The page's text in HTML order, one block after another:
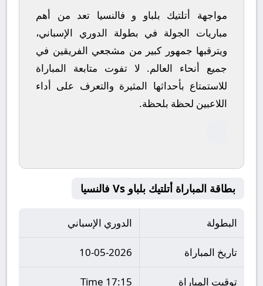
مواجهة أتلتيك بلباو و فالنسيا تعد من أهم
مباريات الجولة في بطولة الدوري الإسباني،
ويترقبها جمهور كبير من مشجعي الفريقين في
جميع أنحاء العالم.
لا تفوت متابعة المباراة
للاستمتاع بأحداثها المثيرة والتعرف على أداء
اللاعبين لحظة بلحظة.
بطاقة المباراة أتلتيك بلباو Vs فالنسيا
البطولة الدوري الإسباني
تاريخ المباراة 10-05-2026
توقيت المباراة 17:15 Time